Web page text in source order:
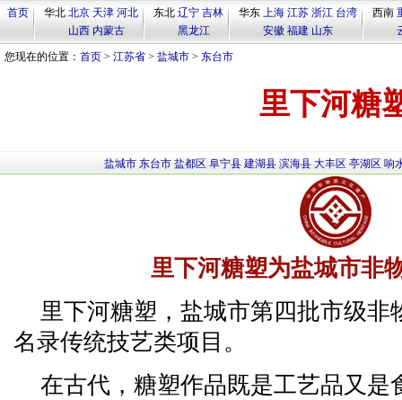
首页 华北 北京 天津 河北
山西 内蒙古
东北 辽宁 吉林
黑龙江
华东 上海 江苏 浙江 台湾
安徽 福建 山东
西南
您现在的位置： 首页 > 江苏省 > 盐城市 > 东台市
里下河糖
盐城市 东台市 盐都区 阜宁县 建湖县 滨海县 大丰区 亭湖区 响
里下河糖塑为盐城市非
里下河糖塑，盐城市第四批市级非
名录传统技艺类项目。
在古代，糖塑作品既是工艺品又是